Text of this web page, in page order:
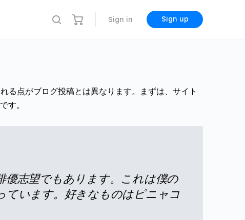
Sign in Sign up
る点がブログ投稿とは異なります。まずは、サイト
す。
志望でもあります。これは僕の
ています。好きなものはピニャコ